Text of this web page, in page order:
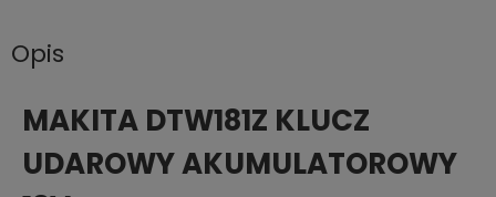
Opis
MAKITA DTW181Z KLUCZ
UDAROWY AKUMULATOROWY